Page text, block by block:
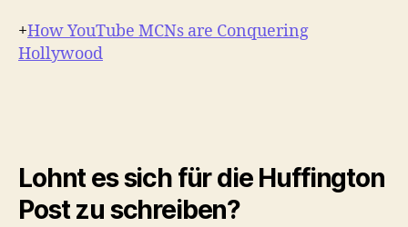
+How YouTube MCNs are Conquering
Hollywood
Lohnt es sich für die Huffington
Post zu schreiben?